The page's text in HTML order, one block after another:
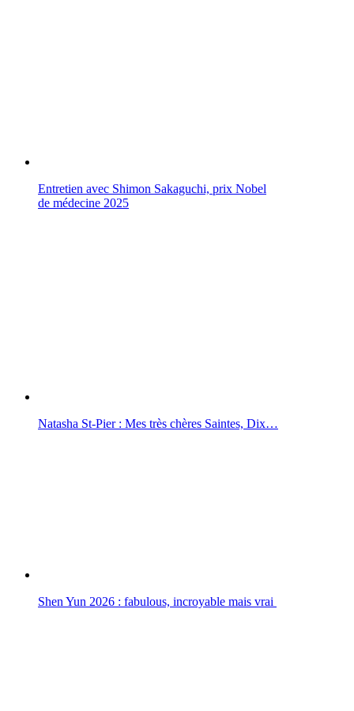
Entretien avec Shimon Sakaguchi, prix Nobel
de médecine 2025
Natasha St-Pier : Mes très chères Saintes, Dix…
Shen Yun 2026 : fabulous, incroyable mais vrai